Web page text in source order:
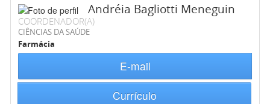
Andréia Bagliotti Meneguin
COORDENADOR(A)
CIÊNCIAS DA SAÚDE
Farmácia
E-mail
Currículo